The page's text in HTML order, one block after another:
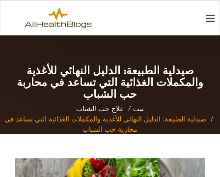
صيدلية الطبيعة: الدليل النهائي للأغذية
والمكملات الغذائية التي تساعد في محاربة
حب الشباب
بيت
علاج حب الشباب
صيدلية الطبيعة: الدليل النهائي للأغذية والمكملات الغذائية التي تساعد في
محاربة حب الشباب